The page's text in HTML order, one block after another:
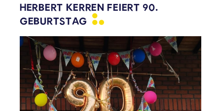
HERBERT KERREN FEIERT 90.
GEBURTSTAG